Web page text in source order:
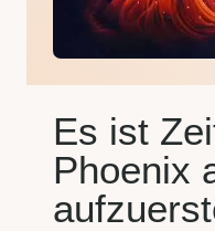
Es ist
Phoenix